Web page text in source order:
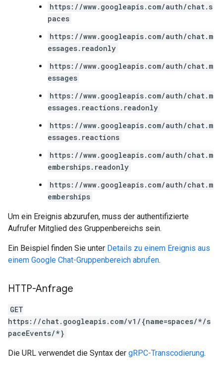
https://www.googleapis.com/auth/chat.s
paces
https://www.googleapis.com/auth/chat.m
essages.readonly
https://www.googleapis.com/auth/chat.m
essages
https://www.googleapis.com/auth/chat.m
essages.reactions.readonly
https://www.googleapis.com/auth/chat.m
essages.reactions
https://www.googleapis.com/auth/chat.m
emberships.readonly
https://www.googleapis.com/auth/chat.m
emberships
Um ein Ereignis abzurufen, muss der authentifizierte
Aufrufer Mitglied des Gruppenbereichs sein.
Ein Beispiel finden Sie unter Details zu einem Ereignis aus
einem Google Chat-Gruppenbereich abrufen.
HTTP-Anfrage
GET
https://chat.googleapis.com/v1/{name=spaces/*/s
paceEvents/*}
Die URL verwendet die Syntax der gRPC-Transcodierung.